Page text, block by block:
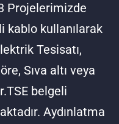
Projelerimizde
kablo kullanılarak
Tesisatı,
Sıva altı veya
belgeli
Aydınlatma